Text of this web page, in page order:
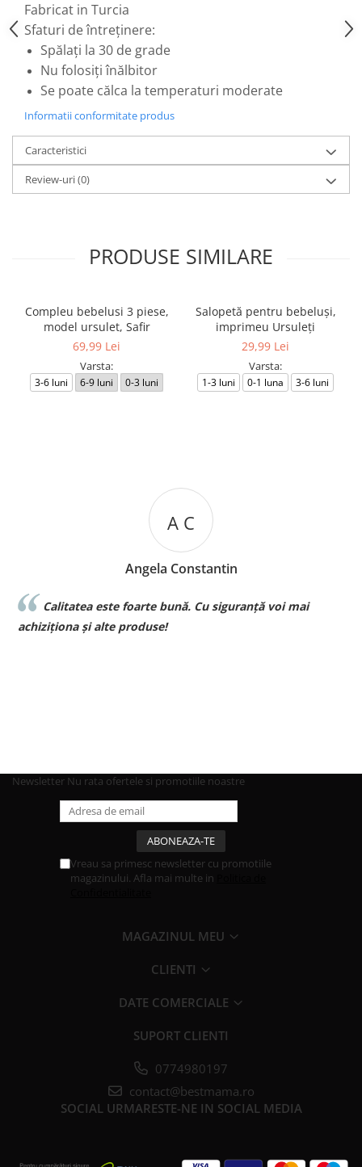
Fabricat in Turcia
Sfaturi de întreținere:
Spălați la 30 de grade
Nu folosiți înălbitor
Se poate călca la temperaturi moderate
Informatii conformitate produs
Caracteristici
Review-uri(0)
PRODUSE SIMILARE
Compleu bebelusi 3 piese,
model ursulet, Safir
69,99 Lei
Varsta:
3-6 luni 6-9 luni 0-3 luni
Salopetă pentru bebeluși,
imprimeu Ursuleți
29,99 Lei
Varsta:
1-3 luni 0-1 luna 3-6 luni
A C
Angela Constantin
Calitatea este foarte bună. Cu siguranță voi mai
și alte produse!
Newsletter Nu rata ofertele si promotiile noastre
Vreau sa primesc newsletter cu promotiile
magazinului. Afla mai multe in
MAGAZINUL MEU
CLIENTI
DATE COMERCIALE
SUPORT CLIENTI
0774980197
contact@bestmama.ro
SOCIAL URMARESTE-NE IN SOCIAL MEDIA